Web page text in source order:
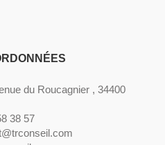
du Roucagnier , 34400
38 57